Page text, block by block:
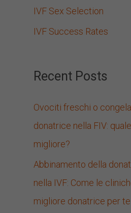
IVF Sex Selection
IVF Success Rates
Recent Posts
Ovociti freschi o
donatrice nella FIV:
migliore?
Abbinamento della
nella IVF: Come le
migliore donatrice per te